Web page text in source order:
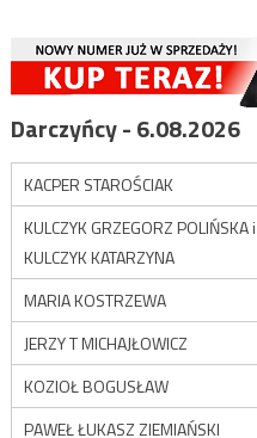
Darczyńcy - 6.08.2026
KACPER STAROŚCIAK
KULCZYK GRZEGORZ POLIŃSKA i
KULCZYK KATARZYNA
MARIA KOSTRZEWA
JERZY T MICHAJŁOWICZ
KOZIOŁ BOGUSŁAW
PAWEŁ ŁUKASZ ZIEMIAŃSKI